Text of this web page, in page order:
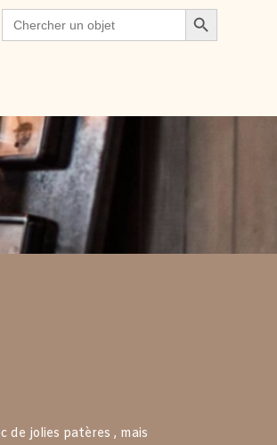
Search
for:
Search Button
module Design
de jolies patères , mais